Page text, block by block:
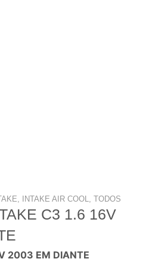
, INTAKE AIR COOL, TODOS
C3 1.6 16V
2003 EM DIANTE